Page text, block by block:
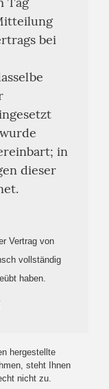
bei
in
dieser
Vertrag von
vollständig
haben.
hergestellte
steht Ihnen
nicht zu.